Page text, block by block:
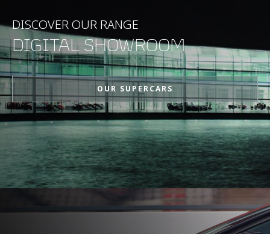
0-100kph (62mph) 2.8s
0-200kph (124mph) 6.8s
最大出力 916PS (903bhp)
最大トルク 900Nm (664lb-ft)
DISCOVER OUR RANGE
DIGITAL SHOWROOM
OUR SUPERCARS